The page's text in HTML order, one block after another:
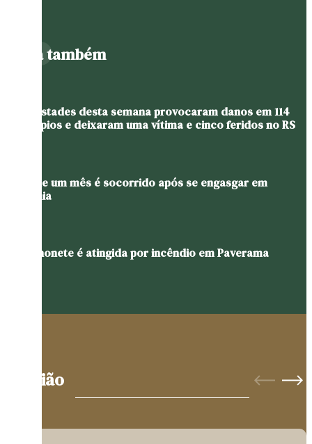
Leia também
Tempestades desta semana provocaram danos em 114
municípios e deixaram uma vítima e cinco feridos no RS
Bebê de um mês é socorrido após se engasgar em
Teutônia
Caminhonete é atingida por incêndio em Paverama
Opinião